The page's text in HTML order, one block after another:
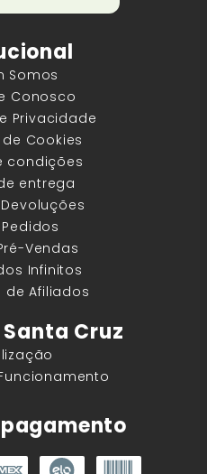
Somos
Conosco
Privacidade
Cookies
condições
entrega
Pedidos
Vendas
Infinitos
de Afiliados
Cruz